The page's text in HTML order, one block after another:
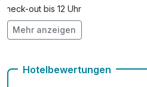
Check-out bis 12 Uhr
Auch vegetarische Speisen
Mehr anzeigen
Hotelbewertungen